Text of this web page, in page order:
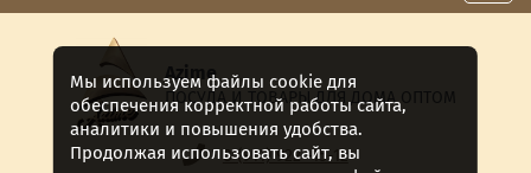
Azime
ПОСУДА И ТОВАРЫ ДЛЯ ДОМА ОПТОМ
8 (911) 922 -15-12
Мы используем файлы cookie для
обеспечения корректной работы сайта,
аналитики и повышения удобства.
Продолжая использовать сайт, вы